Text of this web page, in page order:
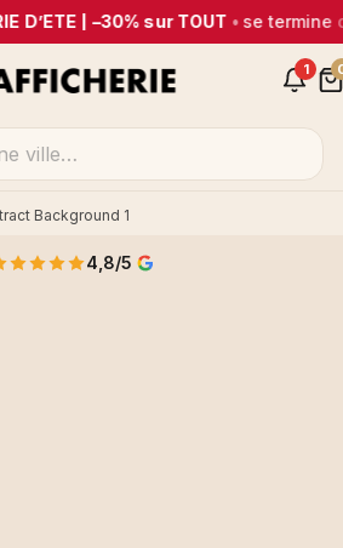
D’ÉTÉ | –30% sur TOUT• se termine
1
Background 1
4,8/5